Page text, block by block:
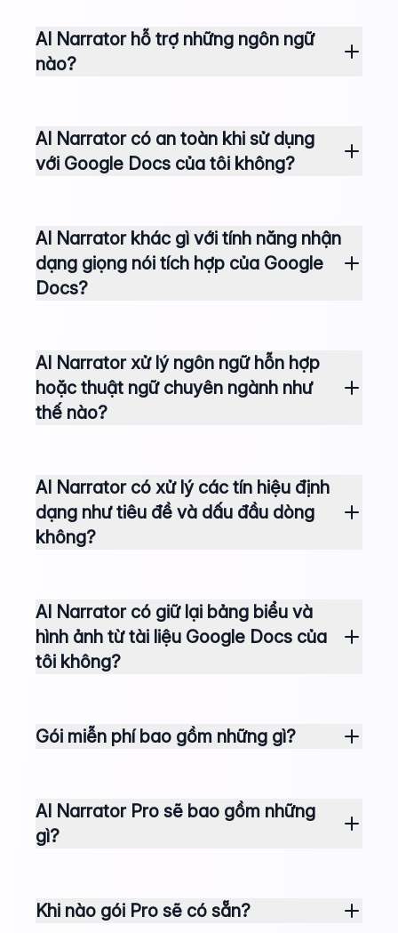
AI Narrator hỗ trợ những ngôn ngữ
nào?
AI Narrator có an toàn khi sử dụng
với Google Docs của tôi không?
AI Narrator khác gì với tính năng nhận
dạng giọng nói tích hợp của Google
Docs?
AI Narrator xử lý ngôn ngữ hỗn hợp
hoặc thuật ngữ chuyên ngành như
thế nào?
AI Narrator có xử lý các tín hiệu định
dạng như tiêu đề và dấu đầu dòng
không?
AI Narrator có giữ lại bảng biểu và
hình ảnh từ tài liệu Google Docs của
tôi không?
Gói miễn phí bao gồm những gì?
AI Narrator Pro sẽ bao gồm những
gì?
Khi nào gói Pro sẽ có sẵn?